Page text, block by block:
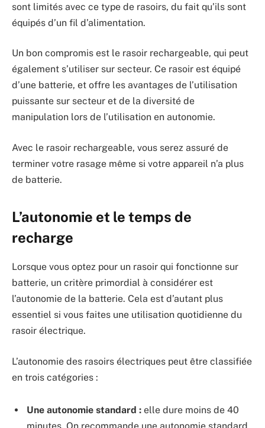
sont limités avec ce type de rasoirs, du fait qu’ils sont
équipés d’un fil d’alimentation.
Un bon compromis est le rasoir rechargeable, qui peut
également s’utiliser sur secteur. Ce rasoir est équipé
d’une batterie, et offre les avantages de l’utilisation
puissante sur secteur et de la diversité de
manipulation lors de l’utilisation en autonomie.
Avec le rasoir rechargeable, vous serez assuré de
terminer votre rasage même si votre appareil n’a plus
de batterie.
L’autonomie et le temps de
recharge
Lorsque vous optez pour un rasoir qui fonctionne sur
batterie, un critère primordial à considérer est
l’autonomie de la batterie. Cela est d’autant plus
essentiel si vous faites une utilisation quotidienne du
rasoir électrique.
L’autonomie des rasoirs électriques peut être classifiée
en trois catégories :
Une autonomie standard : elle dure moins de 40